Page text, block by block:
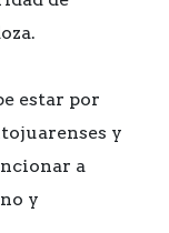
estar por
y
a
y